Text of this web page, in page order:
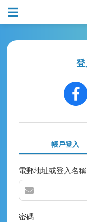
帳戶登入
電郵地址或登入名稱
密碼